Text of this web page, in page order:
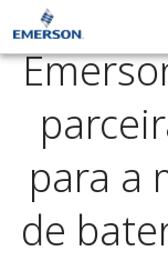
para a
de